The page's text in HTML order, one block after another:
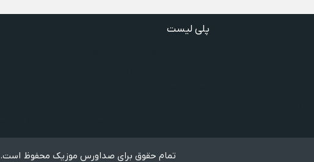
پلی لیست
تمام حقوق برای صداورس موزیک محفوظ است.